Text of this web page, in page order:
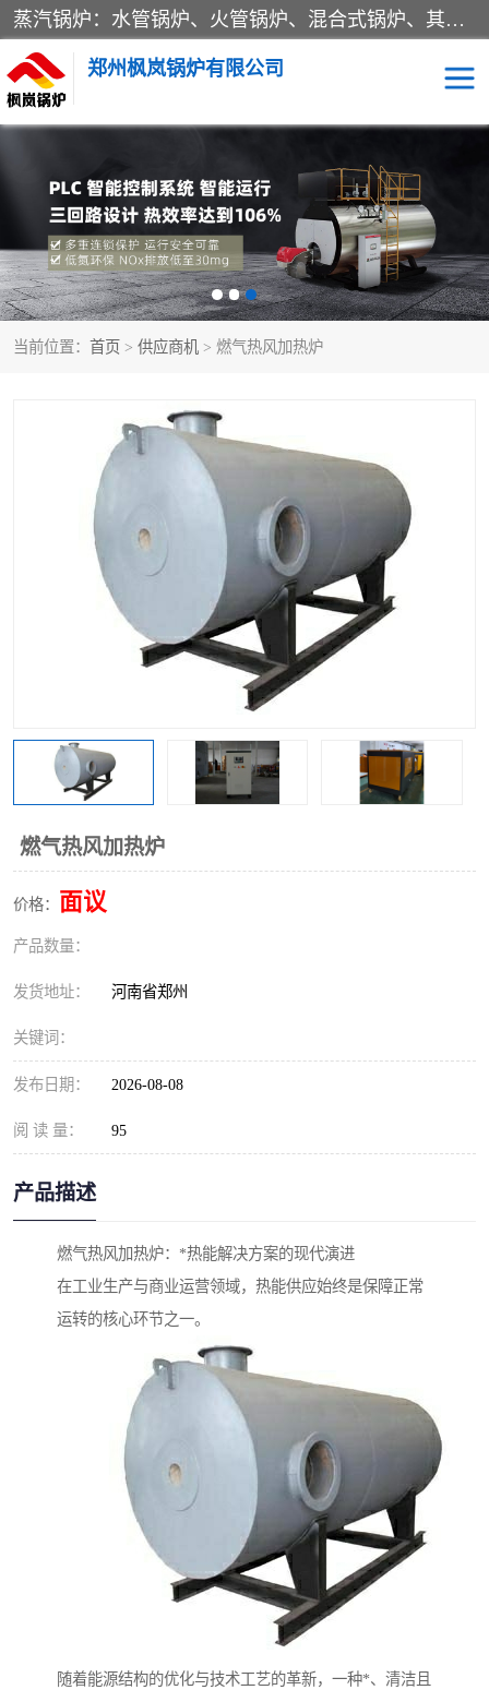
蒸汽锅炉：水管锅炉、火管锅炉、混合式锅炉、其他蒸汽锅炉； 热水锅炉：家用型集中供暖用热水锅炉、其他热水锅炉； 有机热载体锅炉； 船用蒸汽锅炉； （锅炉用辅助设备及装置）蒸汽冷凝器：表面冷凝器、混合式冷凝器、空冷式冷凝器、其他蒸汽冷凝器； 锅炉用辅助设备：节热器、蒸汽收集器、蓄能器、烟垢清除器、气体回收器、泥渣刮除器、空气预热器、其他锅炉用辅助设备；
郑州枫岚锅炉有限公司
当前位置： 首页 > 供应商机 > 燃气热风加热炉
燃气热风加热炉
价格： 面议
产品数量：
发货地址： 河南省郑州
关键词：
发布日期： 2026-08-08
阅 读 量： 95
产品描述
燃气热风加热炉：*热能解决方案的现代演进
在工业生产与商业运营领域，热能供应始终是保障正常
运转的核心环节之一。
随着能源结构的优化与技术工艺的革新，一种*、清洁且